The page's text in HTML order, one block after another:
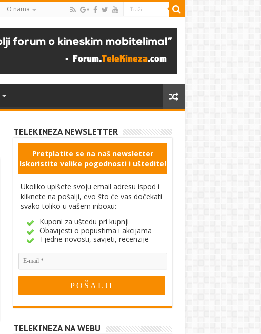
O nama
TELEKINEZA NEWSLETTER
Pretplatite se na naš newsletter
Iskoristite velike pogodnosti i uštedite!
Ukoliko upišete svoju email adresu ispod i
kliknete na pošalji, evo što će vas dočekati
svako toliko u vašem inboxu:
Kuponi za uštedu pri kupnji
Obavijesti o popustima i akcijama
Tjedne novosti, savjeti, recenzije
TELEKINEZA NA WEBU